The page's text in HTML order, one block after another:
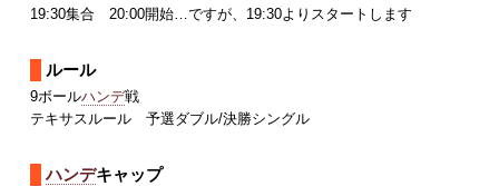
19:30集合 20:00開始…ですが、19:30よりスタートします
ルール
9ボールハンデ戦
テキサスルール 予選ダブル/決勝シングル
ハンデキャップ